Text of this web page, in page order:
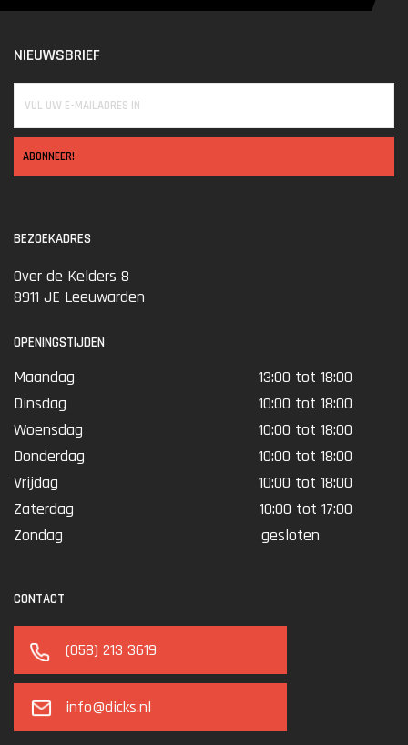
NIEUWSBRIEF
ABONNEER!
BEZOEKADRES
Over de Kelders 8
8911 JE Leeuwarden
OPENINGSTIJDEN
Maandag
13:00 tot 18:00
Dinsdag
10:00 tot 18:00
Woensdag
10:00 tot 18:00
Donderdag
10:00 tot 18:00
Vrijdag
10:00 tot 18:00
Zaterdag
10:00 tot 17:00
Zondag
gesloten
CONTACT
(058) 213 3619
info@dicks.nl